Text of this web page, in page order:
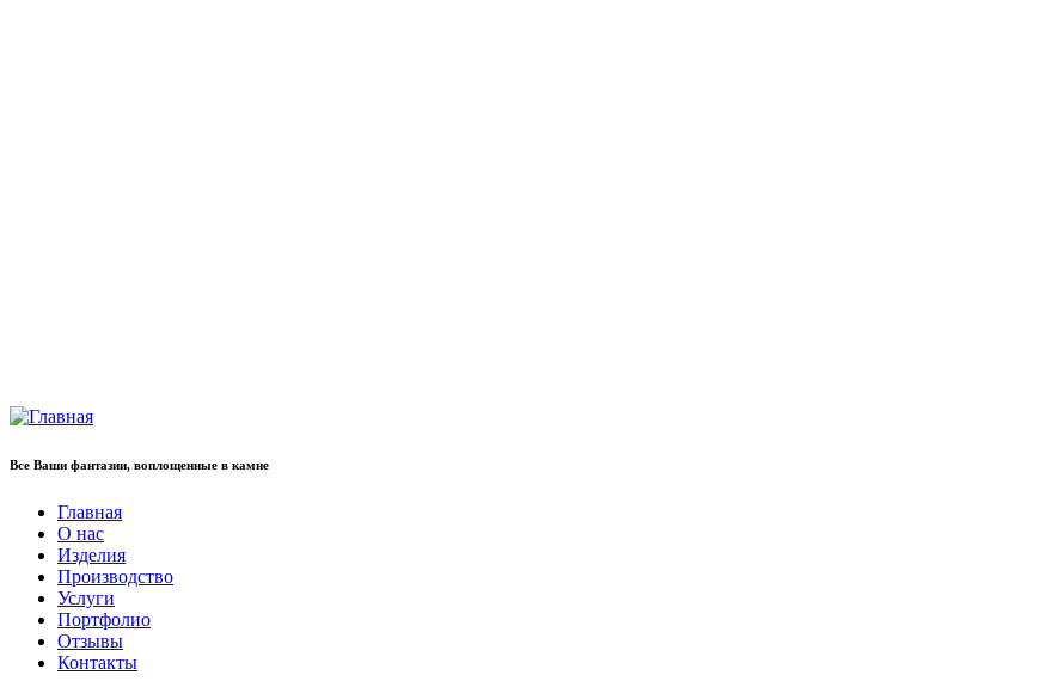
Все Ваши фантазии, воплощенные в камне
Главная
О нас
Изделия
Производство
Услуги
Портфолио
Отзывы
Контакты